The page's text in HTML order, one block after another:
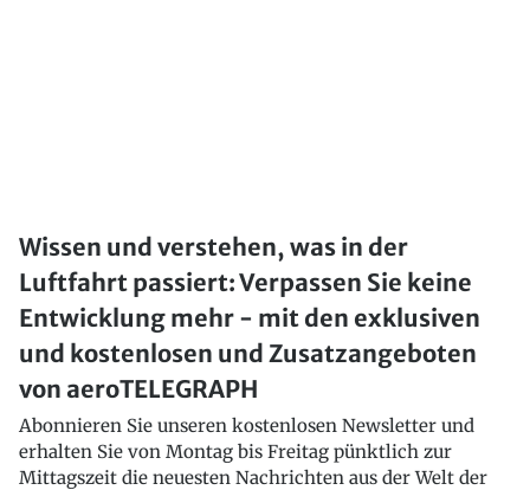
Wissen und verstehen, was in der
Luftfahrt passiert: Verpassen Sie keine
Entwicklung mehr - mit den exklusiven
und kostenlosen und Zusatzangeboten
von aeroTELEGRAPH
Abonnieren Sie unseren kostenlosen Newsletter und
erhalten Sie von Montag bis Freitag pünktlich zur
Mittagszeit die neuesten Nachrichten aus der Welt der